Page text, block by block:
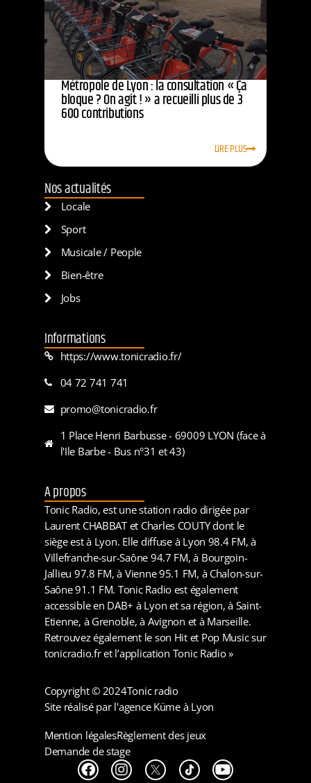
Métropole de Lyon : la consultation « Ça
bloque ? On agit ! » a recueilli plus de 3
600 contributions
LIRE PLUS
Nos actualités
Locale
Sport
Musicale / People
Bien-être
Jobs
Informations
https://www.tonicradio.fr/
04 72 741 741
promo@tonicradio.fr
1 Place Henri Barbusse - 69009 LYON (face à
l'Ile Barbe - Bus n°31 et 43)
A propos
Tonic Radio, est une station radio dirigée par
Laurent CHABBAT et Charles COUTY dont le
siège est à Lyon. Elle diffuse à Lyon 98.4 FM, à
Villefranche-sur-Saône 94.7 FM, à Bourgoin-
Jallieu 97.8 FM, à Vienne 95.1 FM, à Chalon-sur-
Saône 91.1 FM. Tonic Radio est également
accessible en DAB+ à Lyon et sa région, à Saint-
Etienne, à Grenoble, à Avignon et à Marseille.
Retrouvez également le son Hit et Pop Music sur
tonicradio.fr et l’application Tonic Radio »
Copyright © 2024Tonic radio
Site réalisé par l'agence Küme à Lyon
Mention légalesRèglement des jeux
Demande de stage